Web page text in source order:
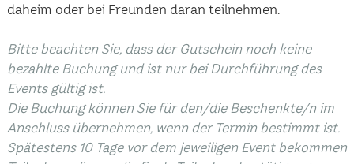
daheim oder bei Freunden daran teilnehmen.
Bitte beachten Sie, dass der Gutschein noch keine
bezahlte Buchung und ist nur bei Durchführung des
Events gültig ist.
Die Buchung können Sie für den/die Beschenkte/n im
Anschluss übernehmen, wenn der Termin bestimmt ist.
Spätestens 10 Tage vor dem jeweiligen Event bekommen